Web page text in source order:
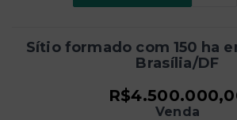
Sítio formado com 150 ha
Brasília/DF
Venda